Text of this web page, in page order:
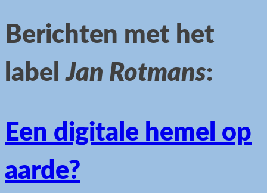
Berichten met het
labelJan Rotmans:
Een digitale hemel op
aarde?